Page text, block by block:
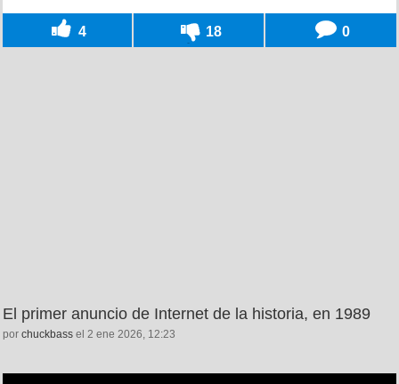
4 18 0
El primer anuncio de Internet de la historia, en 1989
por chuckbass el 2 ene 2026, 12:23